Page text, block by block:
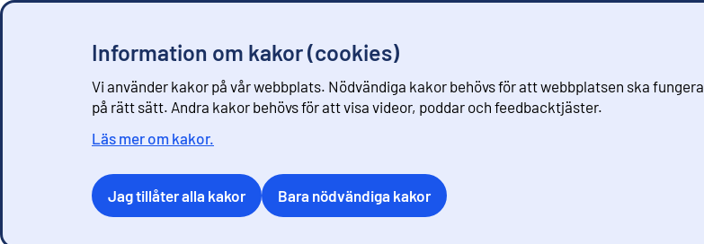
Information om kakor (cookies)
Vi använder kakor på vår webbplats. Nödvändiga kakor behövs för att webbplatsen ska fungera
på rätt sätt. Andra kakor behövs för att visa videor, poddar och feedbacktjäster.
Läs mer om kakor.
Jag tillåter alla kakor Bara nödvändiga kakor